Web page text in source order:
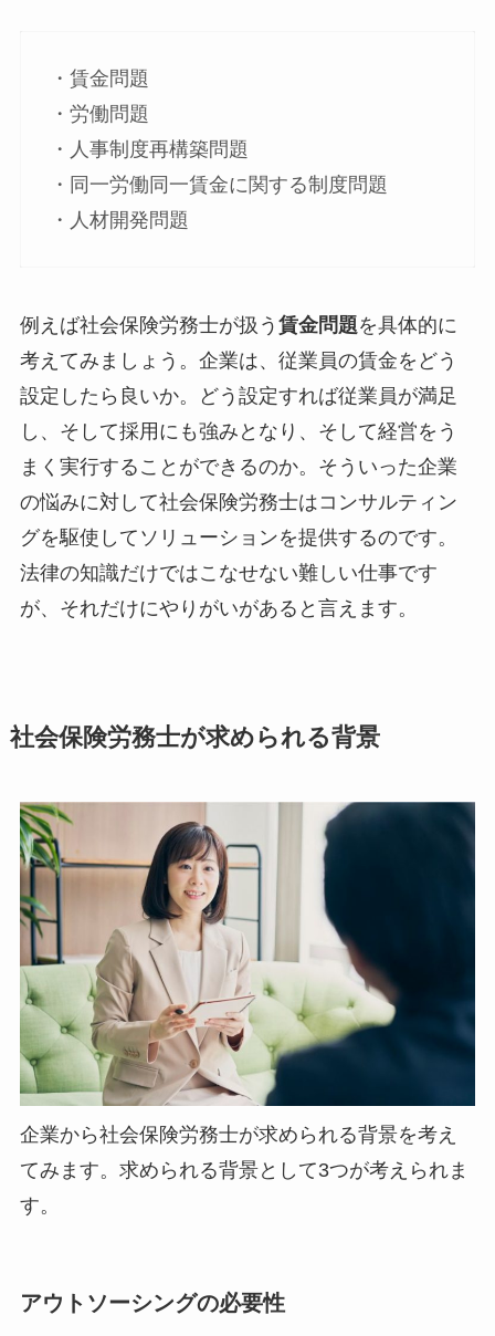
・賃金問題
・労働問題
・人事制度再構築問題
・同一労働同一賃金に関する制度問題
・人材開発問題
例えば社会保険労務士が扱う 賃金問題を具体的に
考えてみましょう。企業は、従業員の賃金をどう
設定したら良いか。どう設定すれば従業員が満足
し、そして採用にも強みとなり、そして経営をう
まく実行することができるのか。そういった企業
の悩みに対して社会保険労務士はコンサルティン
グを駆使してソリューションを提供するのです。
法律の知識だけではこなせない難しい仕事です
が、それだけにやりがいがあると言えます。
社会保険労務士が求められる背景
企業から社会保険労務士が求められる背景を考え
てみます。求められる背景として3つが考えられま
す。
アウトソーシングの必要性